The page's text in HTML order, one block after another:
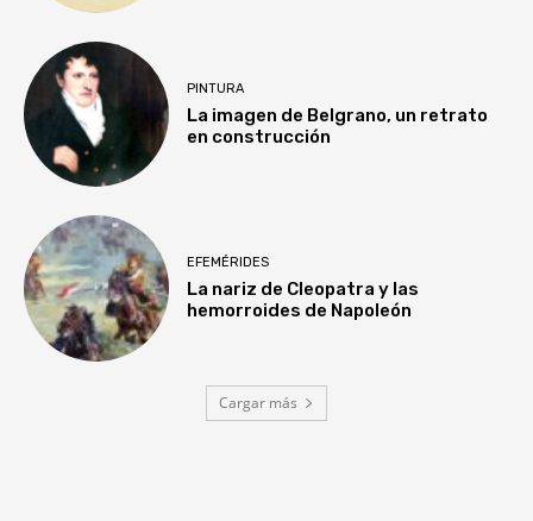
PINTURA
La imagen de Belgrano, un retrato
en construcción
EFEMÉRIDES
La nariz de Cleopatra y las
hemorroides de Napoleón
Cargar más